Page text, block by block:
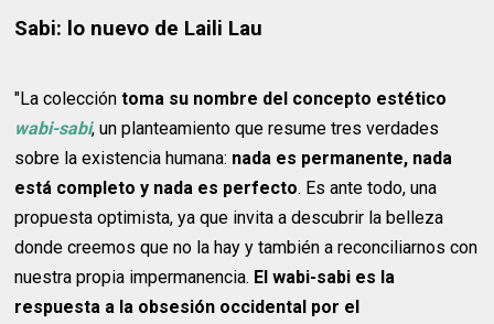
Sabi: lo nuevo de Laili Lau
"La coleccióntoma su nombre del concepto estético
wabi-sabi, un planteamiento que resume tres verdades
sobre la existencia humana: nada es permanente, nada
está completo y nada es perfecto. Es ante todo, una
propuesta optimista, ya que invita a descubrir la belleza
donde creemos que no la hay y también a reconciliarnos con
nuestra propia impermanencia. El wabi-sabi es la
respuesta a la obsesión occidental por el